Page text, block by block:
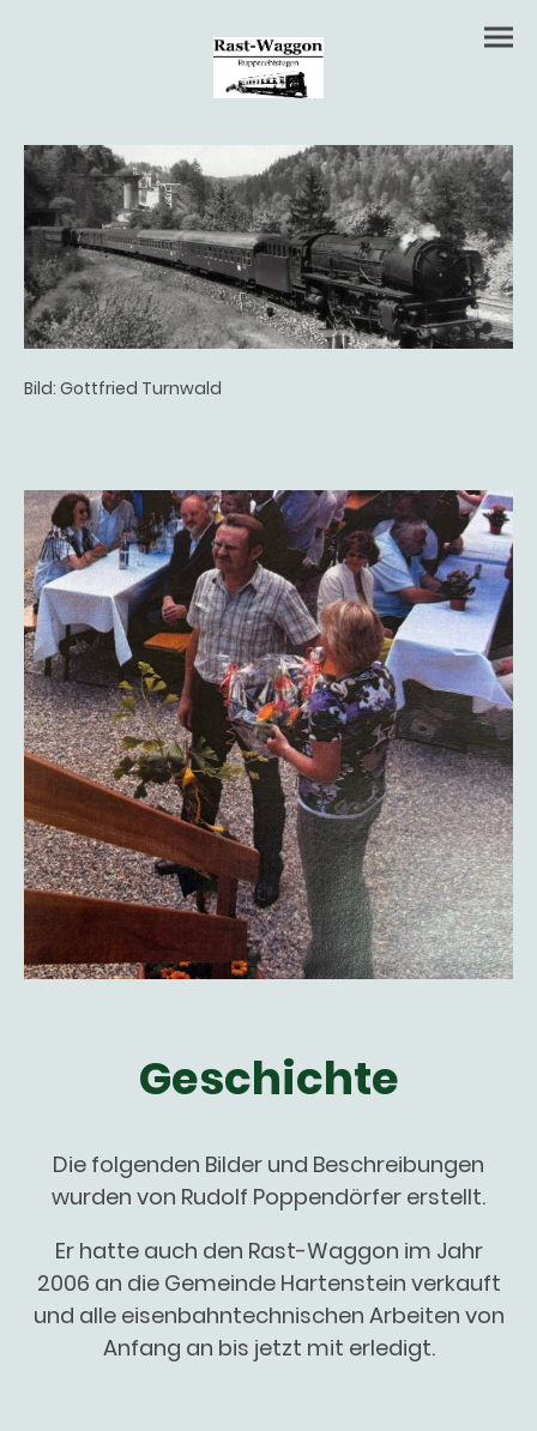
Bild: Gottfried Turnwald
Geschichte
Die folgenden Bilder und Beschreibungen
wurden von Rudolf Poppendörfer erstellt.
Er hatte auch den Rast-Waggon im Jahr
2006 an die Gemeinde Hartenstein verkauft
und alle eisenbahntechnischen Arbeiten von
Anfang an bis jetzt mit erledigt.